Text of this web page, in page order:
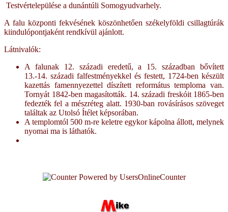
Testvértelepülése a dunántúli Somogyudvarhely.
A falu központi fekvésének köszönhetően székelyföldi csillagtúrák
kiindulópontjaként rendkívül ajánlott.
Látnivalók:
A falunak 12. századi eredetű, a 15. században bővített
13.-14. századi falfestményekkel és festett, 1724-ben készült
kazettás famennyezettel díszített református temploma van.
Tornyát 1842-ben magasították. 14. századi freskóit 1865-ben
fedezték fel a mészréteg alatt. 1930-ban rovásírásos szöveget
találtak az Utolsó Ítélet képsorában.
A templomtól 500 m-re keletre egykor kápolna állott, melynek
nyomai ma is láthatók.